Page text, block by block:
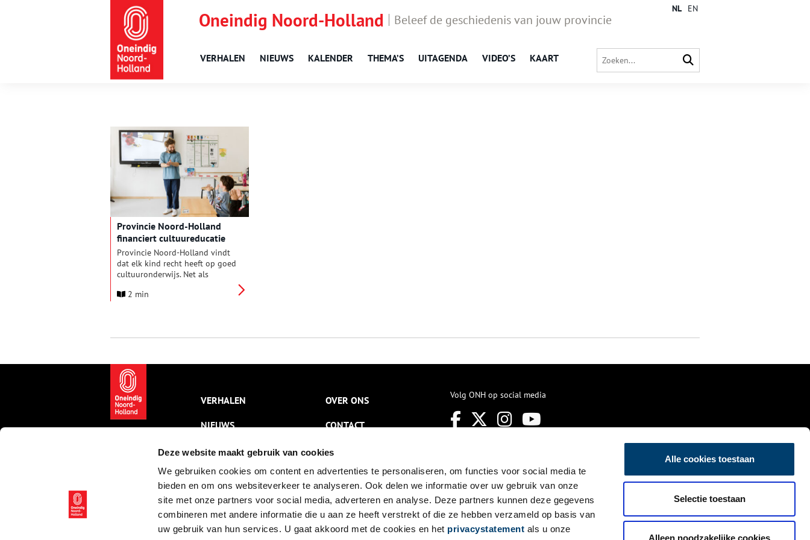
Deze website maakt gebruik van cookies
We gebruiken cookies om content en advertenties te personaliseren, om functies voor social media te
bieden en om ons websiteverkeer te analyseren. Ook delen we informatie over uw gebruik van onze
site met onze partners voor social media, adverteren en analyse. Deze partners kunnen deze gegevens
combineren met andere informatie die u aan ze heeft verstrekt of die ze hebben verzameld op basis van
uw gebruik van hun services. U gaat akkoord met de cookies en het privacystatement als u onze
Alle cookies toestaan
Selectie toestaan
Alleen noodzakelijke cookies
Oneindig Noord-Holland Beleef de geschiedenis van jouw provincie
VERHALEN NIEUWS KALENDER THEMA’S UITAGENDA VIDEO’S KAART
NL EN
Provincie Noord-Holland
financiert cultuureducatie
Provincie Noord-Holland vindt
dat elk kind recht heeft op goed
cultuuronderwijs. Net als
provincie daarom met €
culturele instellingen
het lesprogramma te maken.
2 min
VERHALEN
NIEUWS
KALENDER
THEMA’S
ACTIVITEITEN
VIDEO’S
OVER ONS
CONTACT
NIEUWSBRIEF
DISCLAIMER
PRIVACY
TOEGANKELIJKHEID
Volg ONH op social media